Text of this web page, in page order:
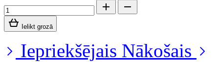
Ielikt grozā
Iepriekšējais Nākošais